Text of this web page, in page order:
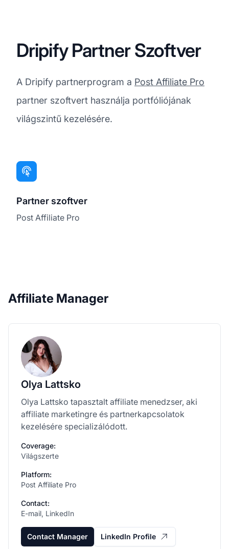
Dripify Partner Szoftver
A Dripify partnerprogram a Post Affiliate Pro
partner szoftvert használja portfóliójának
világszintű kezelésére.
Partner szoftver
Post Affiliate Pro
Affiliate Manager
Olya Lattsko
Olya Lattsko tapasztalt affiliate menedzser, aki
affiliate marketingre és partnerkapcsolatok
kezelésére specializálódott.
Coverage:
Világszerte
Platform:
Post Affiliate Pro
Contact:
E-mail, LinkedIn
Contact Manager LinkedIn Profile